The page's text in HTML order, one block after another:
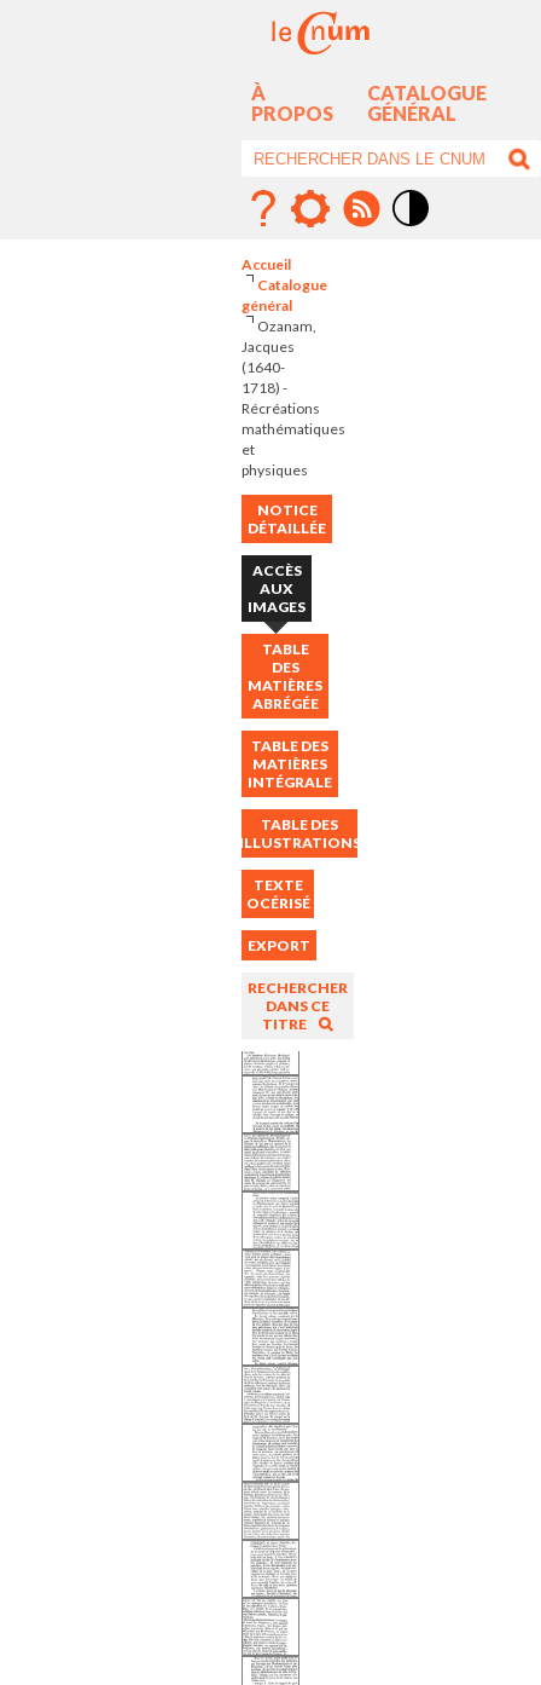
À
PROPOS
CATALOGUE
GÉNÉRAL
Accueil
Catalogue
général
Ozanam,
Jacques
(1640-
1718) -
Récréations
mathématiques
et
physiques
NOTICE
DÉTAILLÉE
ACCÈS
AUX
IMAGES
TABLE
DES
MATIÈRES
ABRÉGÉE
TABLE DES
MATIÈRES
INTÉGRALE
TABLE DES
ILLUSTRATIONS
TEXTE
OCÉRISÉ
EXPORT
RECHERCHER
DANS CE
TITRE